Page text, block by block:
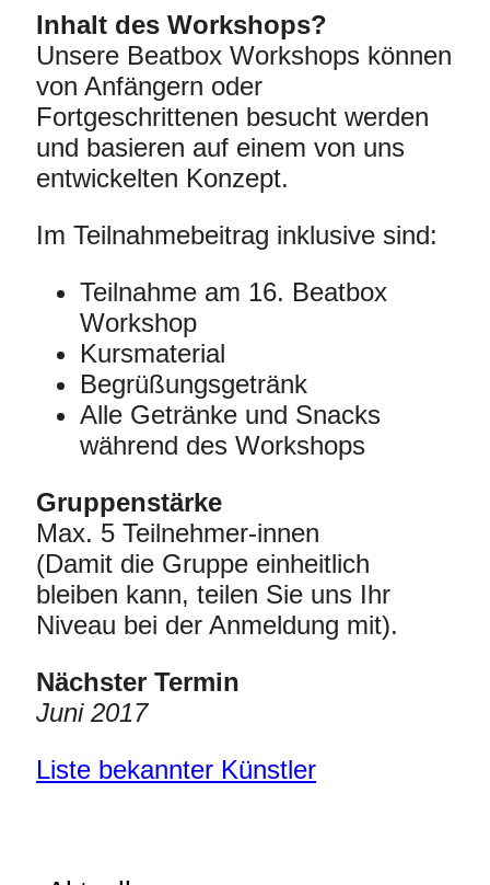
Inhalt des Workshops?
Unsere Beatbox Workshops können
von Anfängern oder
Fortgeschrittenen besucht werden
und basieren auf einem von uns
entwickelten Konzept.
Im Teilnahmebeitrag inklusive sind:
Teilnahme am 16. Beatbox
Workshop
Kursmaterial
Begrüßungsgetränk
Alle Getränke und Snacks
während des Workshops
Gruppenstärke
Max. 5 Teilnehmer-innen
(Damit die Gruppe einheitlich
bleiben kann, teilen Sie uns Ihr
Niveau bei der Anmeldung mit).
Nächster Termin
Juni 2017
Liste bekannter Künstler